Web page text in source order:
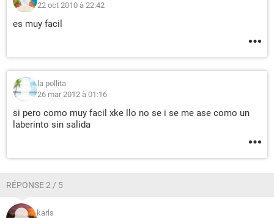
22 oct 2010 à 22:42
es muy facil
la pollita
26 mar 2012 à 01:16
si pero como muy facil xke llo no se i se me ase como un
laberinto sin salida
RÉPONSE 2 / 5
karls